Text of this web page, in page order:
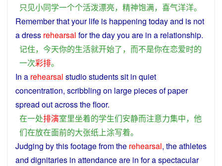
只见小同学一个个活泼漂亮， 精神饱满， 喜气洋洋。
Rememberthat yourlife is happening todayand is not
adress rehearsal for the dayyou are in a relationship.
记住， 今天你的生活就开始了， 而不是你在恋爱时的
一次彩排。
In a rehearsal studiostudentssit in quiet
concentration, scribbling on largepiecesofpaper
spread out across thefloor.
在一处排演室里坐着的学生们安静而注意力集中， 他
们在放在面前的大张纸上涂写着。
Judging bythisfootagefromthe rehearsal, the athletes
and dignitaries in attendanceare in for aspectacular